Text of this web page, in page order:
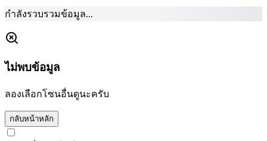
กำลังรวบรวมข้อมูล...
ไม่พบข้อมูล
ลองเลือกโซนอื่นดูนะครับ
กลับหน้าหลัก